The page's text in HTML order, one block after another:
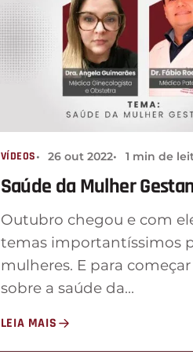
VÍDEOS 26 out 2022 1 min de
Saúde da Mulher
Outubro chegou e com
temas importantíssimos
mulheres. E para
sobre a saúde da…
LEIA MAIS